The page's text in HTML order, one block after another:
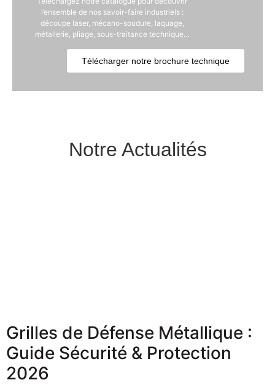
l’ensemble de nos savoir-faire industriels :
découpe laser, mécano-soudure, laquage,
métallerie, pliage, sous-traitance technique…
Télécharger notre brochure technique
Notre Actualités
Grilles de Défense Métallique :
Guide Sécurité & Protection
2026